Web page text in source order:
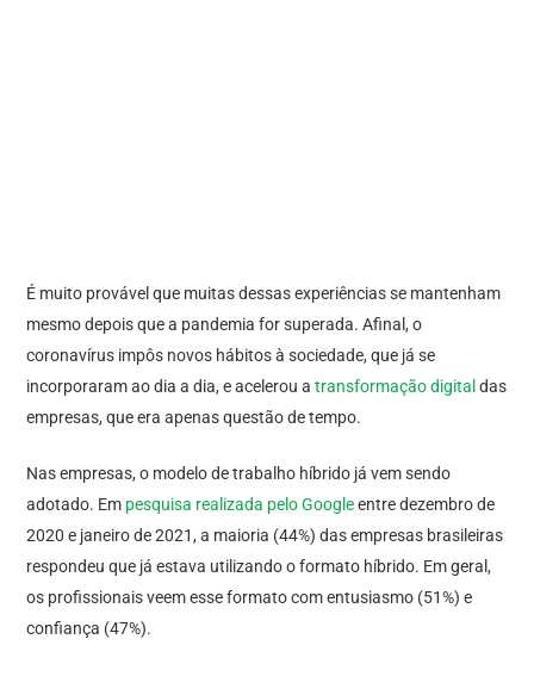
É muito provável que muitas dessas experiências se mantenham
mesmo depois que a pandemia for superada. Afinal, o
coronavírus impôs novos hábitos à sociedade, que já se
incorporaram ao dia a dia, e acelerou atransformação digital das
empresas, que era apenas questão de tempo.
Nas empresas, o modelo de trabalho híbrido já vem sendo
adotado. Em pesquisa realizada pelo Googleentre dezembro de
2020 e janeiro de 2021, a maioria (44%) das empresas brasileiras
respondeu que já estava utilizando o formato híbrido. Em geral,
os profissionais veem esse formato com entusiasmo (51%) e
confiança (47%).